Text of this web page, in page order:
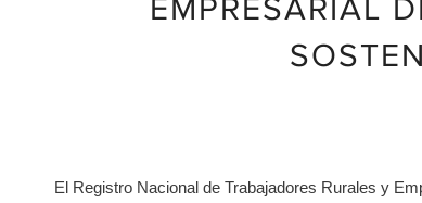
EMPRESARIAL
El Registro Nacional de Trabajadores Rurales y